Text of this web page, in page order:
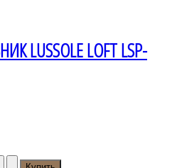
LUSSOLE LOFT LSP-